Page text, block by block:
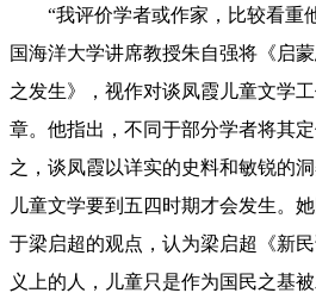
“我评价学者或作家，比较看重
国海洋大学讲席教授朱自强将《启
之发生》，视作对谈凤霞儿童文学
章。他指出，不同于部分学者将其
之，谈凤霞以详实的史料和敏锐的
儿童文学要到五四时期才会发生。
于梁启超的观点，认为梁启超《新
义上的人，儿童只是作为国民之基